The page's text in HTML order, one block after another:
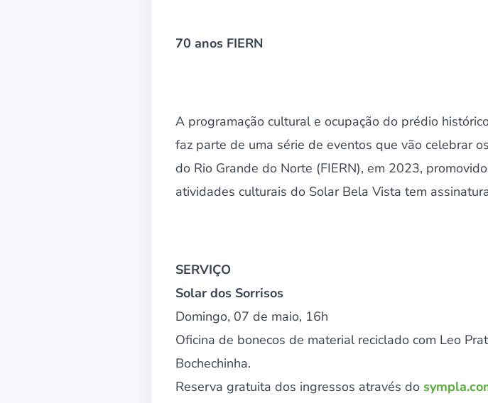
70 anos FIERN
A programação cultural e ocupação do prédio
faz parte de uma série de eventos que vão celebrar
do Rio Grande do Norte (FIERN), em 2023,
atividades culturais do Solar Bela Vista tem
SERVIÇO
Solar dos Sorrisos
Domingo, 07 de maio, 16h
Oficina de bonecos de material reciclado com Leo
Bochechinha.
Reserva gratuita dos ingressos através do